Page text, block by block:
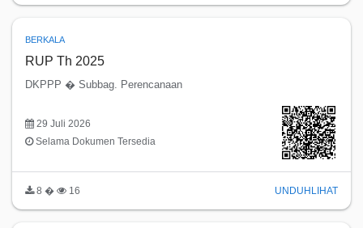
BERKALA
RUP Th 2025
DKPPP � Subbag. Perencanaan
29 Juli 2026
Selama Dokumen Tersedia
8 � 16 UNDUH LIHAT